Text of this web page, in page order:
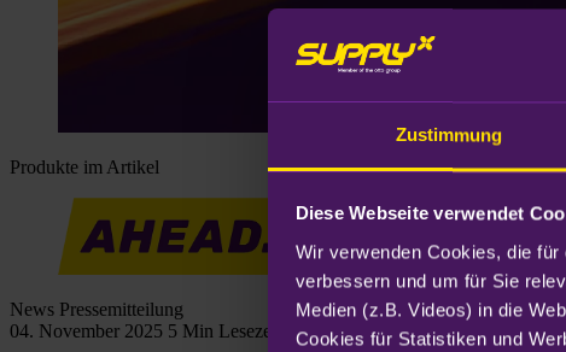
Zustimmung
Diese Webseite verwendet
Wir verwenden Cookies, die
verbessern und um für Sie
Medien (z.B. Videos) in die
Cookies für Statistiken und
Produkte im Artikel
News Pressemitteilung
04. November 2025 5 Min Lesezeit